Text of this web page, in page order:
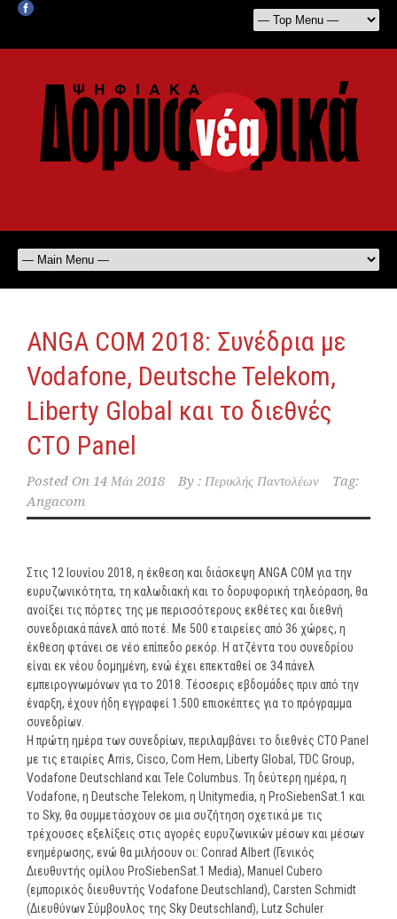
ANGA COM 2018: Συνέδρια με
Vodafone, Deutsche Telekom,
Liberty Global και το διεθνές
CTO Panel
Posted On 14 Μάι 2018 By : Περικλής Παντολέων
Tag:
Angacom
Στις 12 Ιουνίου 2018, η έκθεση και διάσκεψη ANGA COM για την
ευρυζωνικότητα, τη καλωδιακή και το δορυφορική τηλεόραση, θα
ανοίξει τις πόρτες της με περισσότερους εκθέτες και διεθνή
συνεδριακά πάνελ από ποτέ. Με 500 εταιρείες από 36 χώρες, η
έκθεση φτάνει σε νέο επίπεδο ρεκόρ. Η ατζέντα του συνεδρίου
είναι εκ νέου δομημένη, ενώ έχει επεκταθεί σε 34 πάνελ
εμπειρογνωμόνων για το 2018. Τέσσερις εβδομάδες πριν από την
έναρξη, έχουν ήδη εγγραφεί 1.500 επισκέπτες για το πρόγραμμα
συνεδρίων.
Η πρώτη ημέρα των συνεδρίων, περιλαμβάνει το διεθνές CTO Panel
με τις εταιρίες Arris, Cisco, Com Hem, Liberty Global, TDC Group,
Vodafone Deutschland και Tele Columbus. Τη δεύτερη ημέρα, η
Vodafone, η Deutsche Telekom, η Unitymedia, η ProSiebenSat.1 και
το Sky, θα συμμετάσχουν σε μια συζήτηση σχετικά με τις
τρέχουσες εξελίξεις στις αγορές ευρυζωνικών μέσων και μέσων
ενημέρωσης, ενώ θα μιλήσουν οι: Conrad Albert (Γενικός
Διευθυντής ομίλου ProSiebenSat.1 Media), Manuel Cubero
(εμπορικός διευθυντής Vodafone Deutschland), Carsten Schmidt
(Διευθύνων Σύμβουλος της Sky Deutschland), Lutz Schuler